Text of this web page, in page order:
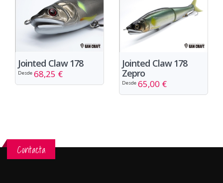
Jointed Claw 178
Desde 68,25 €
Jointed Claw 178
Zepro
Desde 65,00 €
Contacta